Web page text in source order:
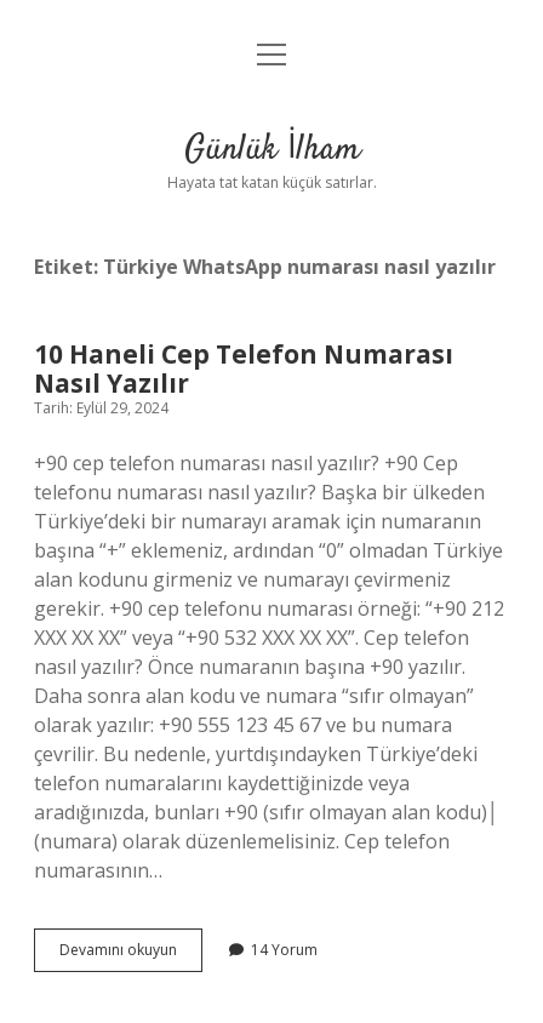
Anasayfa
Yasal Uyarı
menüyü
Günlük İlham
Hayata tat katan küçük satırlar.
Etiket: Türkiye WhatsApp numarası nasıl yazılır
10 Haneli Cep Telefon Numarası
Nasıl Yazılır
Tarih: Eylül 29, 2024
+90 cep telefon numarası nasıl yazılır? +90 Cep
telefonu numarası nasıl yazılır? Başka bir ülkeden
Türkiye’deki bir numarayı aramak için numaranın
başına “+” eklemeniz, ardından “0” olmadan Türkiye
alan kodunu girmeniz ve numarayı çevirmeniz
gerekir. +90 cep telefonu numarası örneği: “+90 212
XXX XX XX” veya “+90 532 XXX XX XX”. Cep telefon
nasıl yazılır? Önce numaranın başına +90 yazılır.
Daha sonra alan kodu ve numara “sıfır olmayan”
olarak yazılır: +90 555 123 45 67 ve bu numara
çevrilir. Bu nedenle, yurtdışındayken Türkiye’deki
telefon numaralarını kaydettiğinizde veya
aradığınızda, bunları +90 (sıfır olmayan alan kodu)│
(numara) olarak düzenlemelisiniz. Cep telefon
numarasının…
Devamını okuyun
Haneli
14 Yorum